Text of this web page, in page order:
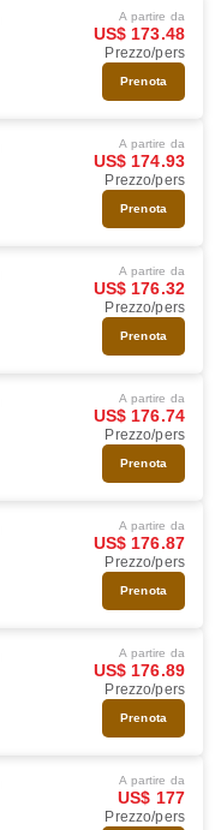
A partire da
US$ 173.48
Prezzo/pers
Prenota
A partire da
US$ 174.93
Prezzo/pers
Prenota
A partire da
US$ 176.32
Prezzo/pers
Prenota
A partire da
US$ 176.74
Prezzo/pers
Prenota
A partire da
US$ 176.87
Prezzo/pers
Prenota
A partire da
US$ 176.89
Prezzo/pers
Prenota
A partire da
US$ 177
Prezzo/pers